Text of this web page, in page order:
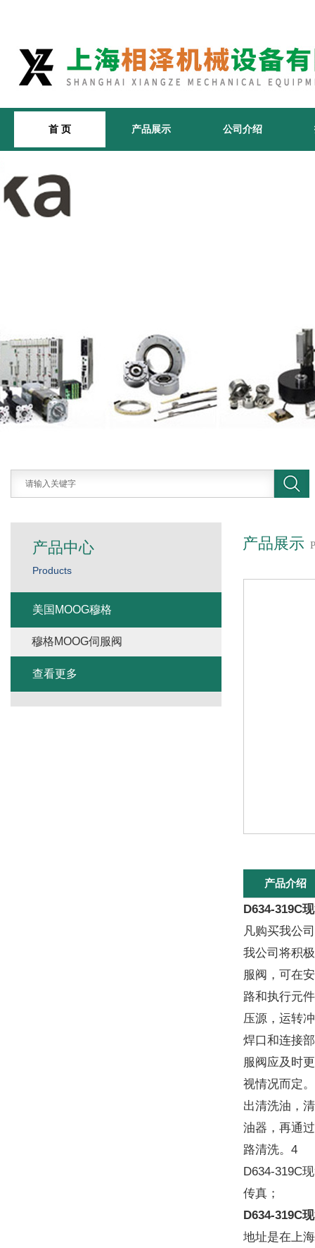
首 页 产品展示 公司介绍
产品展示
产品介绍
D634-319C
凡购买我公
我公司将积
服阀，可在
路和执行元
压源，运转
焊口和连接
服阀应及时
视情况而定
出清洗油，
油器，再通
路清洗。4
D634-319C
传真；
D634-319C
地址是在上
产品中心
Products
美国MOOG穆格
穆格MOOG伺服阀
查看更多